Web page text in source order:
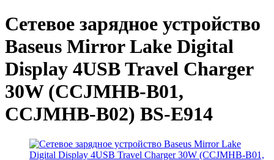
Сетевое зарядное устройство
Baseus Mirror Lake Digital
Display 4USB Travel Charger
30W (CCJMHB-B01,
CCJMHB-B02) BS-E914